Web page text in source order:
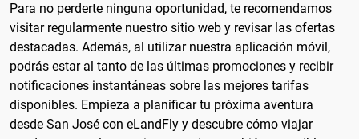
Para no perderte ninguna oportunidad, te recomendamos
visitar regularmente nuestro sitio web y revisar las ofertas
destacadas. Además, al utilizar nuestra aplicación móvil,
podrás estar al tanto de las últimas promociones y recibir
notificaciones instantáneas sobre las mejores tarifas
disponibles. Empieza a planificar tu próxima aventura
desde San José con eLandFly y descubre cómo viajar